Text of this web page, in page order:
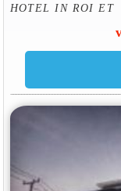
HOTEL IN ROI ET